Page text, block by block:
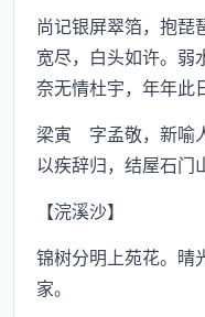
尚记银屏翠箔，抱琵
宽尽，白头如许。弱
奈无情杜宇，年年此
梁寅 字孟敬，新喻
以疾辞归，结屋石门
【浣溪沙】
锦树分明上苑花。晴
家。